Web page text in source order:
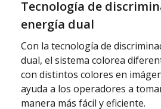
Tecnología de
energía dual
Con la tecnología de
dual, el sistema colorea
con distintos colores en
ayuda a los operadores a
manera más fácil y eficiente.